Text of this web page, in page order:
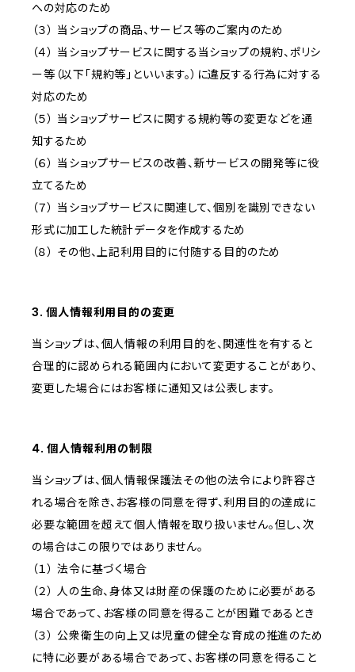
への対応のため
（３） 当ショップの商品、サービス等のご案内のため
（４） 当ショップサービスに関する当ショップの規約、ポリシ
ー等（以下「規約等」といいます。）に違反する行為に対する
対応のため
（５） 当ショップサービスに関する規約等の変更などを通
知するため
（６） 当ショップサービスの改善、新サービスの開発等に役
立てるため
（７） 当ショップサービスに関連して、個別を識別できない
形式に加工した統計データを作成するため
（８） その他、上記利用目的に付随する目的のため
3. 個人情報利用目的の変更
当ショップは、個人情報の利用目的を、関連性を有すると
合理的に認められる範囲内において変更することがあり、
変更した場合にはお客様に通知又は公表します。
4. 個人情報利用の制限
当ショップは、個人情報保護法その他の法令により許容さ
れる場合を除き、お客様の同意を得ず、利用目的の達成に
必要な範囲を超えて個人情報を取り扱いません。但し、次
の場合はこの限りではありません。
（１） 法令に基づく場合
（２） 人の生命、身体又は財産の保護のために必要がある
場合であって、お客様の同意を得ることが困難であるとき
（３） 公衆衛生の向上又は児童の健全な育成の推進のため
に特に必要がある場合であって、お客様の同意を得ること